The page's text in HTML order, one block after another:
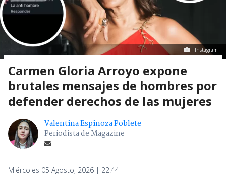
Instagram
Carmen Gloria Arroyo expone
brutales mensajes de hombres por
defender derechos de las mujeres
Valentina Espinoza Poblete
Periodista de Magazine
Miércoles 05 Agosto, 2026 | 22:44